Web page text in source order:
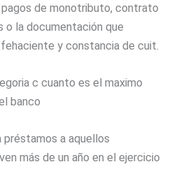
de monotributo, contrato
o la documentación que
y constancia de cuit.
c cuanto es el maximo
banco
préstamos a aquellos
más de un año en el ejercicio